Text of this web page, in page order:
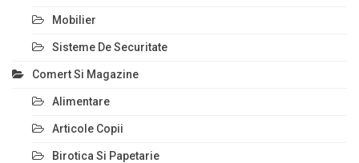
Mobilier
Sisteme De Securitate
Comert Si Magazine
Alimentare
Articole Copii
Birotica Si Papetarie